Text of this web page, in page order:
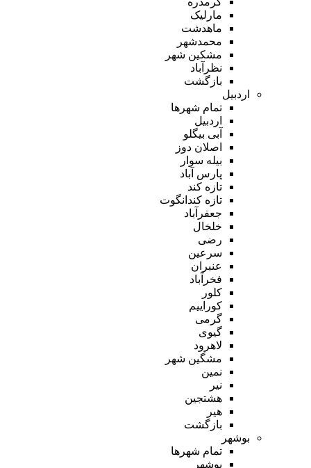
مارلیک
ماهدشت
محمدشهر
مشکین شهر
نظرآباد
بازگشت
اردبیل
تمام شهر‌ها
اردبیل
آبی بیگلو
اصلان دوز
بیله سوار
پارس آباد
تازه کند
تازه کندانگوت
جعفرآباد
خلخال
رضی
سرعین
عنبران
فخرآباد
کلور
کوراییم
گرمی
گیوی
لاهرود
مشگین شهر
نمین
نیر
هشتجین
هیر
بازگشت
بوشهر
تمام شهر‌ها
بوشهر